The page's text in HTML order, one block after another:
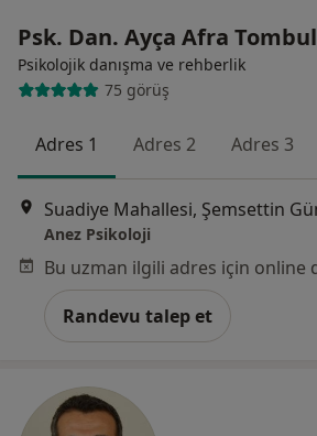
Psk. Dan. Ayça Afra Tombul
Psikolojik danışma ve rehberlik
75 görüş
Adres 1 Adres 2 Adres 3
Anez Psikoloji
Randevu talep et